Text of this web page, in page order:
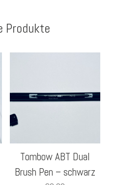
Produkte
Tombow ABT Dual
Brush Pen – schwarz